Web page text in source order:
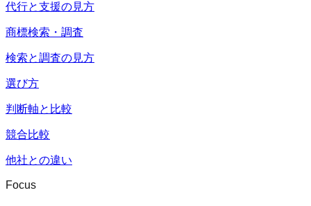
代行と支援の見方
商標検索・調査
検索と調査の見方
選び方
判断軸と比較
競合比較
他社との違い
Focus